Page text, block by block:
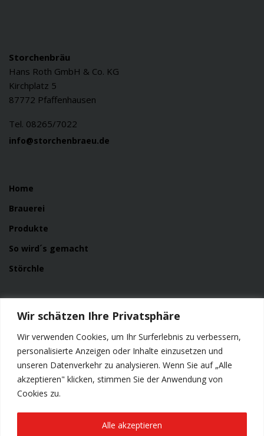
Wir schätzen Ihre Privatsphäre
Wir verwenden Cookies, um Ihr Surferlebnis zu verbessern,
personalisierte Anzeigen oder Inhalte einzusetzen und
unseren Datenverkehr zu analysieren. Wenn Sie auf „Alle
akzeptieren" klicken, stimmen Sie der Anwendung von
Cookies zu.
Alle akzeptieren
Storchenbräu
Hans Roth GmbH & Co. KG
Kirchplatz 5
87772 Pfaffenhausen
Tel. 08265/7022
info@storchenbraeu.de
Home
Brauerei
Produkte
So wird´s gemacht
Störchle
Impressum
Datenschutzerklärung